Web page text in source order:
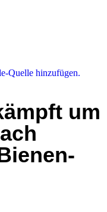
Quelle hinzufügen.
um